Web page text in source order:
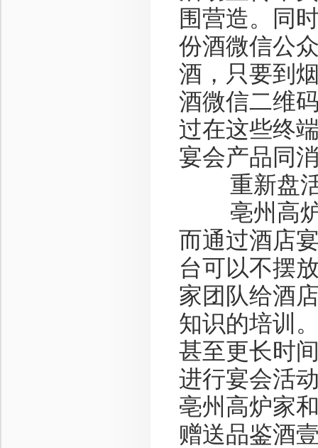
围营造。同
份酒微信公
酒，只要到
酒微信二维
过在这些终
宴会产品同
重新盘活
亳州高炉
而通过酒店
台可以不摆
家团队给酒
知识的培训
甚至更长时
进行宴会活
亳州高炉家
赠送品鉴酒